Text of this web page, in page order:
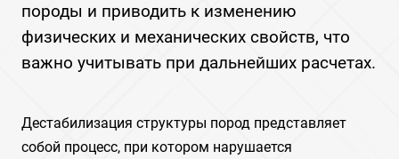
породы и приводить к изменению
физических и механических свойств, что
важно учитывать при дальнейших расчетах.
Дестабилизация структуры пород представляет
собой процесс, при котором нарушается